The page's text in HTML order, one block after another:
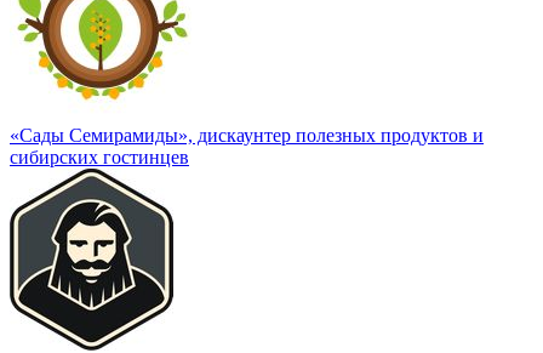
«Сады Семирамиды», дискаунтер полезных продуктов и
сибирских гостинцев